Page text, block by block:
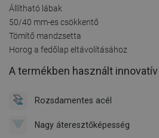
Állítható lábak
50/40 mm-es csökkentő
Tömítő mandzsetta
Horog a fedőlap eltávolításához
A termékben használt
Rozsdamentes acél
Nagy áteresztőképesség